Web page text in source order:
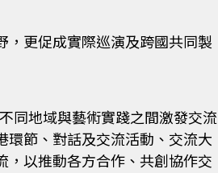
，更促成實際巡演及跨國共同製
同地域與藝術實踐之間激發交流
節、對話及交流活動、交流大
以推動各方合作、共創協作交